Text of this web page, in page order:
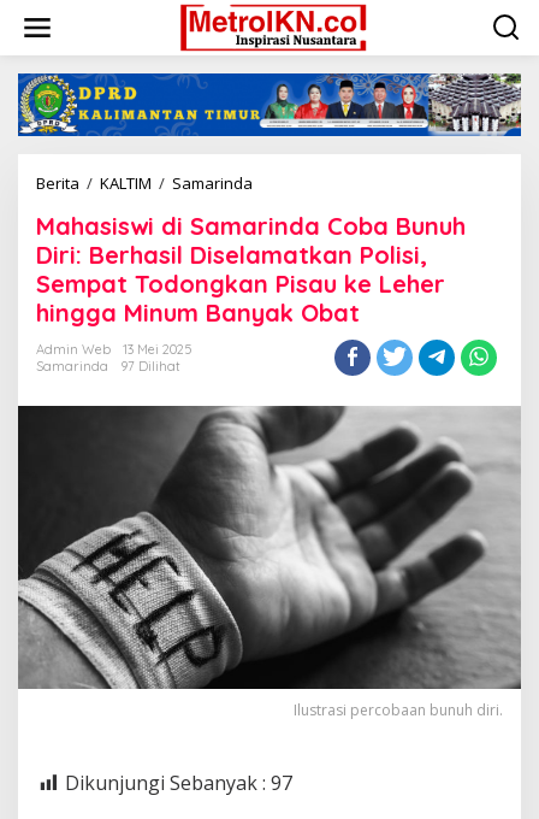
konten
Berita / KALTIM / Samarinda
Samarinda
Coba
Bunuh
Diri:
Berhasil
Diselamatkan
Pisau
ke
Leher
hingga
Minum
Banyak
Obat
Mahasiswi di Samarinda Coba Bunuh
Diri: Berhasil Diselamatkan Polisi,
Sempat Todongkan Pisau ke Leher
hingga Minum Banyak Obat
Admin Web
13 Mei 2025
Samarinda
97 Dilihat
Ilustrasi percobaan bunuh diri.
Dikunjungi Sebanyak : 97